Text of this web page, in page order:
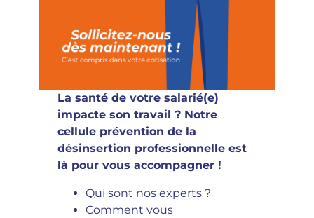
La santé de votre salarié(e)
impacte son travail ? Notre
cellule prévention de la
désinsertion professionnelle est
là pour vous accompagner !
Qui sont nos experts ?
Comment vous